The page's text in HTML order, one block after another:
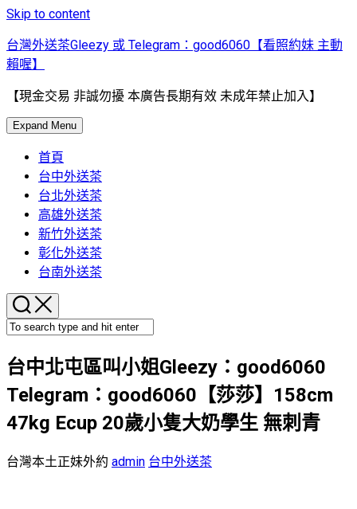
Skip to content
台灣外送茶Gleezy 或 Telegram：good6060【看照約妹 主動
賴喔】
【現金交易 非誠勿擾 本廣告長期有效 未成年禁止加入】
Expand Menu
首頁
台中外送茶
台北外送茶
高雄外送茶
新竹外送茶
彰化外送茶
台南外送茶
台中北屯區叫小姐Gleezy：good6060
Telegram：good6060【莎莎】158cm
47kg Ecup 20歲小隻大奶學生 無刺青
台灣本土正妹外約 admin 台中外送茶